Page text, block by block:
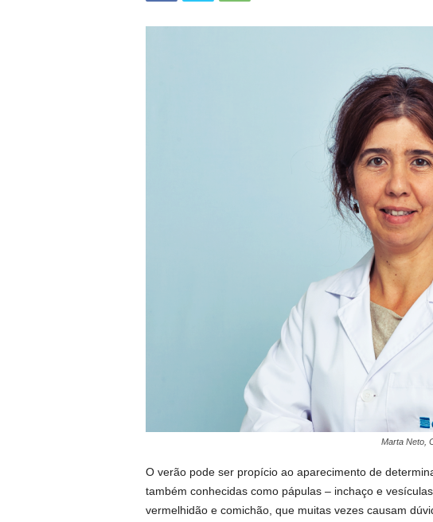
Marta Neto,
O verão pode ser propício ao aparecimento de
também conhecidas como pápulas – inchaço e
vermelhidão e comichão, que muitas vezes causam